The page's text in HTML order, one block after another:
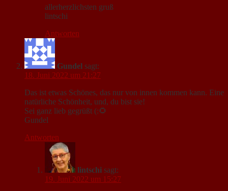
allerherzlichsten gruß
lintschi
Antworten
Gundel sagt:
18. Juni 2022 um 21:27
Das ist etwas Schönes, das nur von innen kommen kann. Eine
natürliche Schönheit, und, du bist sie!
Sei ganz lieb gegrüßt (:🌻
Gundel
Antworten
lintschi sagt:
19. Juni 2022 um 15:27